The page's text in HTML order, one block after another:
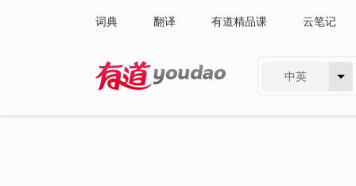
词典 翻译 有道精品课 云笔记
中英